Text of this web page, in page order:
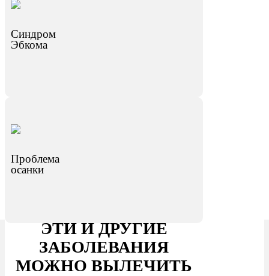
Синдром
Эбкома
Проблема
осанки
ЭТИ И ДРУГИЕ
ЗАБОЛЕВАНИЯ
МОЖНО ВЫЛЕЧИТЬ